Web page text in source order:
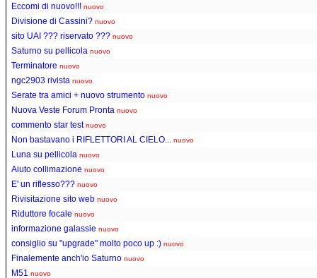
Eccomi di nuovo!!! nuovo
Divisione di Cassini? nuovo
sito UAI ??? riservato ??? nuovo
Saturno su pellicola nuovo
Terminatore nuovo
ngc2903 rivista nuovo
Serate tra amici + nuovo strumento nuovo
Nuova Veste Forum Pronta nuovo
commento star test nuovo
Non bastavano i RIFLETTORI AL CIELO... nuovo
Luna su pellicola nuovo
Aiuto collimazione nuovo
E' un riflesso??? nuovo
Rivisitazione sito web nuovo
Riduttore focale nuovo
informazione galassie nuovo
consiglio su "upgrade" molto poco up :) nuovo
Finalemente anch'io Saturno nuovo
M51 nuovo